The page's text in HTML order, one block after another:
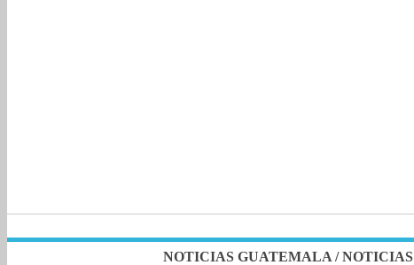
NOTICIAS GUATEMALA /NOTICIAS